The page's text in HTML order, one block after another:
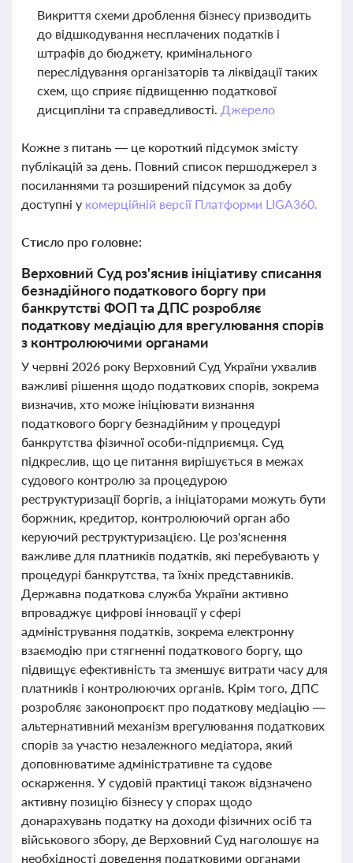
Викриття схеми дроблення бізнесу призводить
до відшкодування несплачених податків і
штрафів до бюджету, кримінального
переслідування організаторів та ліквідації таких
схем, що сприяє підвищенню податкової
дисципліни та справедливості. Джерело
Кожне з питань — це короткий підсумок змісту
публікацій за день. Повний список першоджерел з
посиланнями та розширений підсумок за добу
доступні у комерційній версії Платформи LIGA360.
Стисло про головне:
Верховний Суд роз'яснив ініціативу списання
безнадійного податкового боргу при
банкрутстві ФОП та ДПС розробляє
податкову медіацію для врегулювання спорів
з контролюючими органами
У червні 2026 року Верховний Суд України ухвалив
важливі рішення щодо податкових спорів, зокрема
визначив, хто може ініціювати визнання
податкового боргу безнадійним у процедурі
банкрутства фізичної особи-підприємця. Суд
підкреслив, що це питання вирішується в межах
судового контролю за процедурою
реструктуризації боргів, а ініціаторами можуть бути
боржник, кредитор, контролюючий орган або
керуючий реструктуризацією. Це роз'яснення
важливе для платників податків, які перебувають у
процедурі банкрутства, та їхніх представників.
Державна податкова служба України активно
впроваджує цифрові інновації у сфері
адміністрування податків, зокрема електронну
взаємодію при стягненні податкового боргу, що
підвищує ефективність та зменшує витрати часу для
платників і контролюючих органів. Крім того, ДПС
розробляє законопроєкт про податкову медіацію —
альтернативний механізм врегулювання податкових
спорів за участю незалежного медіатора, який
доповнюватиме адміністративне та судове
оскарження. У судовій практиці також відзначено
активну позицію бізнесу у спорах щодо
донарахувань податку на доходи фізичних осіб та
військового збору, де Верховний Суд наголошує на
необхідності доведення податковими органами